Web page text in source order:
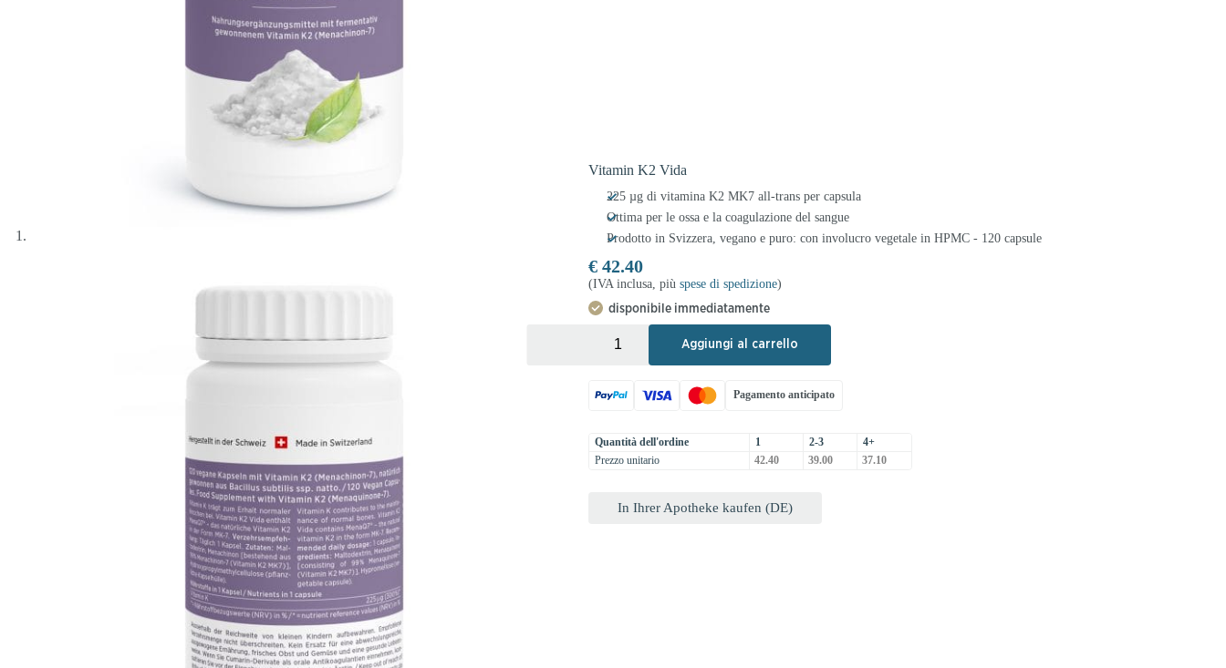
Vitamin K2 Vida
225 µg di vitamina K2 MK7 all-trans per capsula
Ottima per le ossa e la coagulazione del sangue
Prodotto in Svizzera, vegano e puro: con involucro vegetale in HPMC - 120 capsule
€42.40
(IVA inclusa, più spese di spedizione)
disponibile immediatamente
Aggiungi al carrello
Pagamento anticipato
Quantità dell'ordine 1 2-3
4+
Prezzo unitario
42.40 39.00 37.10
In Ihrer Apotheke kaufen (DE)